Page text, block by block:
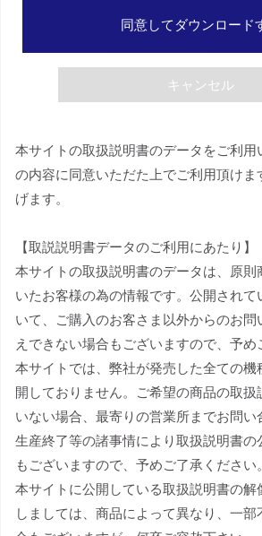
同意してダウンロード
キャンセル
本サイトの取扱説明書のデータをご利
の内容に同意いただた上でご利用頂けま
げます。
【取説説明書データのご利用にあたり】
本サイトの取扱説明書のデータは、原
いたお客様の為の情報です。公開されて
いて、ご購入のお客さま以外からのお
えできない場合もございますので、予め
本サイトでは、弊社が発売した全ての機
開しておりません。ご希望の商品の取扱
いない場合、最寄りの営業所までお問い
生産終了等の諸事情により取扱説明書の
もございますので、予めご了承ください。
本サイトに公開している取扱説明書の解
しましては、商品によって異なり、一